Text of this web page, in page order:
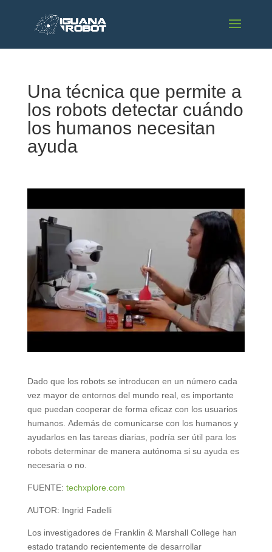
Una técnica que permite a
los robots detectar cuándo
los humanos necesitan
ayuda
Dado que los robots se introducen en un número cada
vez mayor de entornos del mundo real, es importante
que puedan cooperar de forma eficaz con los usuarios
humanos. Además de comunicarse con los humanos y
ayudarlos en las tareas diarias, podría ser útil para los
robots determinar de manera autónoma si su ayuda es
necesaria o no.
FUENTE: techxplore.com
AUTOR: Ingrid Fadelli
Los investigadores de Franklin & Marshall College han
estado tratando recientemente de desarrollar